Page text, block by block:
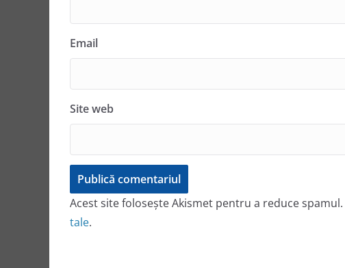
Email
Site web
Acest site folosește Akismet pentru a reduce spamul.
tale.